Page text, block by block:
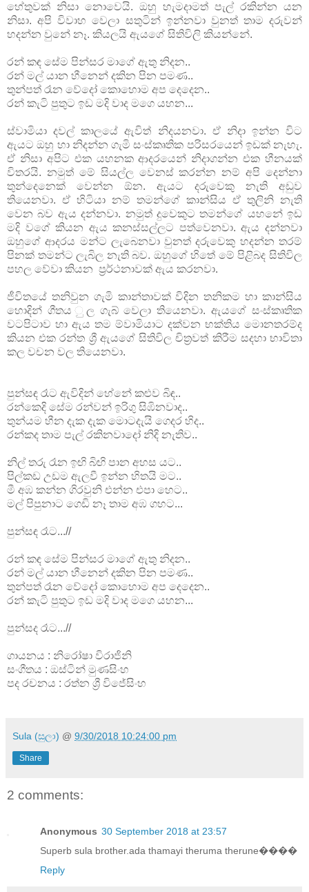
හේතුවක් නිසා නොවෙයි. ඔහු හැමදාමත් පැල් රකින්න යන
නිසා. අපි විවාහ වෙලා සතුටින් ඉන්නවා වුනත් තාම දරුවන්
හදන්න වුනේ නෑ. කියලයි ඇයගේ සිතිවිලි කියන්නේ.
රන් කඳ සේම පින්සර මාගේ ඇතු නිදන..
රන් මල් යාන හීනෙන් දකින පින පමණ..
තුන්පත් රෑන වේදෝ කොහොම අප දෙදෙන..
රන් කැටි පුතුට ඉඩ මදි වාද මගෙ යහන...
ස්වාමියා දවල් කාලයේ ඇවිත් නිදයනවා. ඒ නිදා ඉන්න විට
ඇයට ඔහු හා නිදන්න ගැමි සංස්කෘතික පරිසරයෙන් ඉඩක් නැහැ.
ඒ නිසා අපිට එක යහනක ආදරයෙන් නිදාගන්න එක හීනයක්
විතරයි. නමුත් මේ සියල්ල වෙනස් කරන්න නම් අපි දෙන්නා
තුන්දෙනෙක් වෙන්න ඕන. ඇයට දරුවෙකු නැති අඩුව
තියෙනවා. ඒ හිටියා නම් තමන්ගේ කාන්සිය ඒ තුලිනි නැති
වෙන බව ඇය දන්නවා. නමුත් දුවෙකුට තමන්ගේ යහනේ ඉඩ
මදි වගේ කියන ඇය කනස්සල්ලට පත්වෙනවා. ඇය දන්නවා
ඔහුගේ ආදරය මන්ට ලැබෙනවා වුනත් දරුවෙකු හදන්න තරම්
පිනක් තමන්ට ලැබිල නැති බව. ඔහුගේ හිතේ මේ පිළිබද සිතිවිල
පහල වේවා කියන ප්‍රර්ථනාවක් ඇය කරනවා.
ජීවිතයේ තනිවුන ගැමි කාන්තාවක් විදින තනිකම හා කාන්සිය
හොදින් ගීතය ුල ගැබ් වෙලා තියෙනවා. ඇයගේ සංස්කෘතික
වටපිටාව හා ඇය තම ම්වාමියාට දක්වන භක්තිය මොනතරම්ද
කියන එක රන්ත ශ්‍රී ඇයගේ සිතිවිල චිත්‍රවත් කිරීම සදහා භාවිතා
කල වචන වල තියෙනවා.
පුන්සඳ රෑට ඇවිදින් හේනේ කළුව බිඳ..
රන්කෙදි සේම රන්වන් ඉරිගු සිඹිනවාද..
තුන්යම හීන දැක දැක මොටදැයි ගෙදර හිද..
රන්කද තාම පැල් රකිනවාදෝ නිදි නැතිව..
නිල් තරු රෑන ඉඟි බිඟි පාන අහස යට..
පිල්කඩ උඩම ඇලවී ඉන්න හිතයි මට..
මී අඹ කන්න ගිරවුනි එන්න එපා හෙට..
මල් පිපුනාට ගෙඩි නෑ තාම අඹ ගහට...
පුන්සඳ රෑට...//
රන් කඳ සේම පින්සර මාගේ ඇතු නිදන..
රන් මල් යාන හීනෙන් දකින පින පමණ..
තුන්පත් රෑන වේදෝ කොහොම අප දෙදෙන..
රන් කැටි පුතුට ඉඩ මදි වාද මගෙ යහන...
පුන්සද රෑට...//
ගායනය : නිරෝෂා විරාජිනි
සංගීතය : ඔස්ටින් මුණසිංහ
පද රචනය : රත්න ශ්‍රී විජේසිංහ
Sula (සුලා) @ 9/30/2018 10:24:00 pm
Share
2 comments:
Anonymous 30 September 2018 at 23:57
Superb sula brother.ada thamayi theruma therune����
Reply